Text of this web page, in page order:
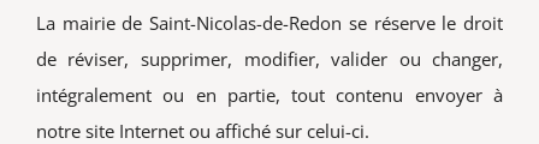
La mairie de Saint-Nicolas-de-Redon se réserve le droit
de réviser, supprimer, modifier, valider ou changer,
intégralement ou en partie, tout contenu envoyer à
notre site Internet ou affiché sur celui-ci.